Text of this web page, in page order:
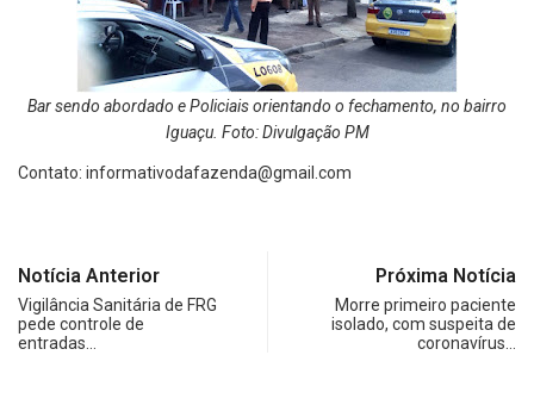
Bar sendo abordado e Policiais orientando o fechamento, no bairro
Iguaçu. Foto: Divulgação PM
Contato: informativodafazenda@gmail.com
Notícia Anterior
Vigilância Sanitária de FRG
pede controle de
entradas…
Próxima Notícia
Morre primeiro paciente
isolado, com suspeita de
coronavírus…